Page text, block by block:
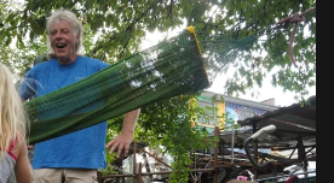
VOIR EN GRAND